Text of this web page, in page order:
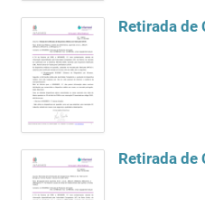
Retirada
Retirada de